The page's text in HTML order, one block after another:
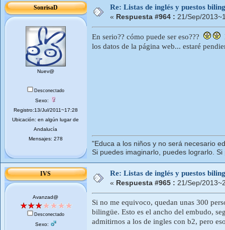
SonrisaD
Nuev@
Desconectado
Sexo:
Registro:13/Jul/2011~17:28
Ubicación: en algún lugar de
Andalucía
Mensajes: 278
Re: Listas de inglés y puestos
« Respuesta #964 : 21/Sep/
En serio?? cómo puede ser eso???
los datos de la página web... estaré
"Educa a los niños y no será necesario
Si puedes imaginarlo, puedes lograrlo.
IVS
Avanzad@
Desconectado
Sexo:
Re: Listas de inglés y puestos
« Respuesta #965 : 21/Sep/
Si no me equivoco, quedan unas 300
bilingüe. Esto es el ancho del embudo,
admitirnos a los de ingles con b2, pero